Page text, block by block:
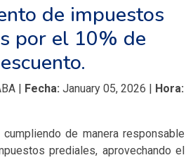
de impuestos
por el 10% de
| Fecha: January 05, 2026 | Hora:
de manera responsable
prediales, aprovechando el